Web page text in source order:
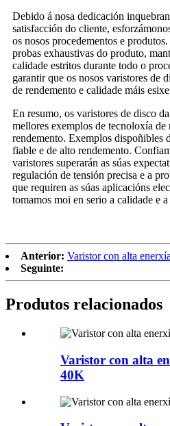
Debido á nosa dedicación
satisfacción do cliente,
os nosos procedementos e
probas exhaustivas do produto,
calidade estritos durante todo o
garantir que os nosos varistores de
de rendemento e calidade máis
En resumo, os varistores de disco
mellores exemplos de tecnoloxía de
rendemento. Exemplos dispoñibles
fiable e de alto rendemento.
varistores superarán as súas
regulación de tensión precisa e a
que requiren as súas aplicacións
tomamos moi en serio a calidade e
Anterior: Varistor con alta
Seguinte:
Produtos relacionados
Varistor con alta
40K